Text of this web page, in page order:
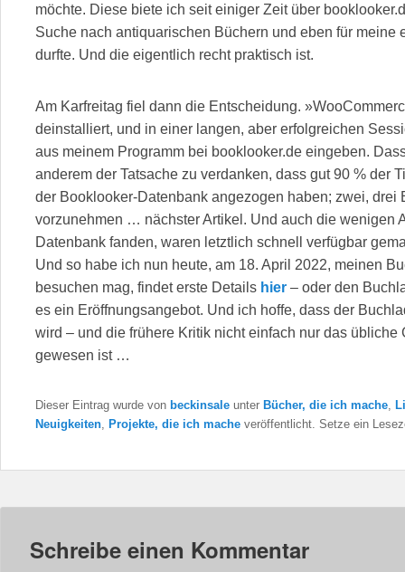
möchte. Diese biete ich seit einiger Zeit über
Suche nach antiquarischen Büchern und eben für meine
durfte. Und die eigentlich recht praktisch ist.
Am Karfreitag fiel dann die Entscheidung.
deinstalliert, und in einer langen, aber erfolgreichen
aus meinem Programm bei booklooker.de eingeben.
anderem der Tatsache zu verdanken, dass gut 90 % der
der Booklooker-Datenbank angezogen haben; zwei, drei
vorzunehmen … nächster Artikel. Und auch die wenigen
Datenbank fanden, waren letztlich schnell verfügbar
Und so habe ich nun heute, am 18. April 2022, meinen
besuchen mag, findet erste Details hier – oder den
es ein Eröffnungsangebot. Und ich hoffe, dass der
wird – und die frühere Kritik nicht einfach nur das
gewesen ist …
Dieser Eintrag wurde von beckinsale unter Bücher, die ich mache
Neuigkeiten Projekte, die ich mache veröffentlicht. Setze ein
Schreibe einen Kommentar